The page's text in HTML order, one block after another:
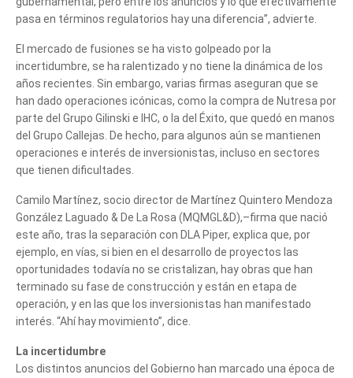
pasa en términos regulatorios hay una diferencia”, advierte.
El mercado de fusiones se ha visto golpeado por la
incertidumbre, se ha ralentizado y no tiene la dinámica de los
años recientes. Sin embargo, varias firmas aseguran que se
han dado operaciones icónicas, como la compra de Nutresa por
parte del Grupo Gilinski e IHC, o la del Éxito, que quedó en manos
del Grupo Callejas. De hecho, para algunos aún se mantienen
operaciones e interés de inversionistas, incluso en sectores
que tienen dificultades.
Camilo Martínez, socio director de Martínez Quintero Mendoza
González Laguado & De La Rosa (MQMGL&D),–firma que nació
este año, tras la separación con DLA Piper, explica que, por
ejemplo, en vías, si bien en el desarrollo de proyectos las
oportunidades todavía no se cristalizan, hay obras que han
terminado su fase de construcción y están en etapa de
operación, y en las que los inversionistas han manifestado
interés. “Ahí hay movimiento”, dice.
La incertidumbre
Los distintos anuncios del Gobierno han marcado una época de